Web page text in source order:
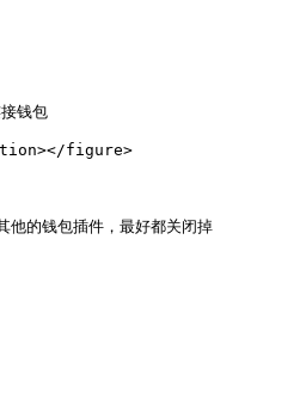
钱包
figure>
的钱包插件，最好都关闭掉